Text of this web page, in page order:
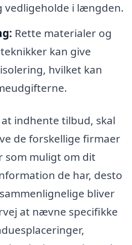
vedligeholde i længden.
Rette materialer og
kan give
hvilket kan
indhente tilbud, skal
de forskellige firmaer
som muligt om dit
de har, desto
bliver
at nævne specifikke